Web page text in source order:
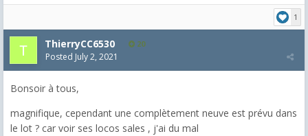
1
ThierryCC6530 20
Posted July 2, 2021
Bonsoir à tous,
magnifique, cependant une complètement neuve est prévu dans
le lot ? car voir ses locos sales , j'ai du mal